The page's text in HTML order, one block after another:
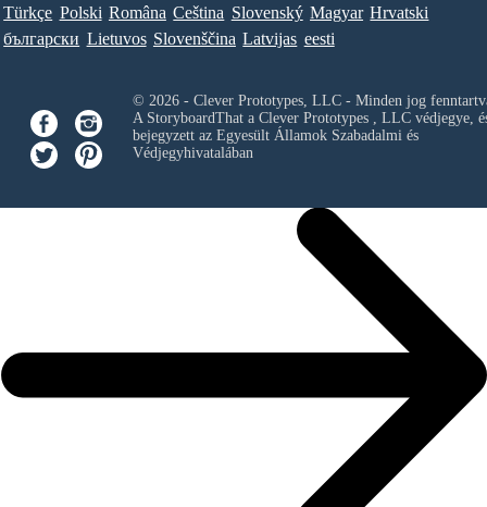
Türkçe Polski Româna Ceština Slovenský Magyar Hrvatski
български Lietuvos Slovenščina Latvijas eesti
© 2026 - Clever Prototypes, LLC - Minden jog
A StoryboardThat a Clever Prototypes , LLCvédjegye,
bejegyzett az Egyesült Államok Szabadalmi és
Védjegyhivatalában